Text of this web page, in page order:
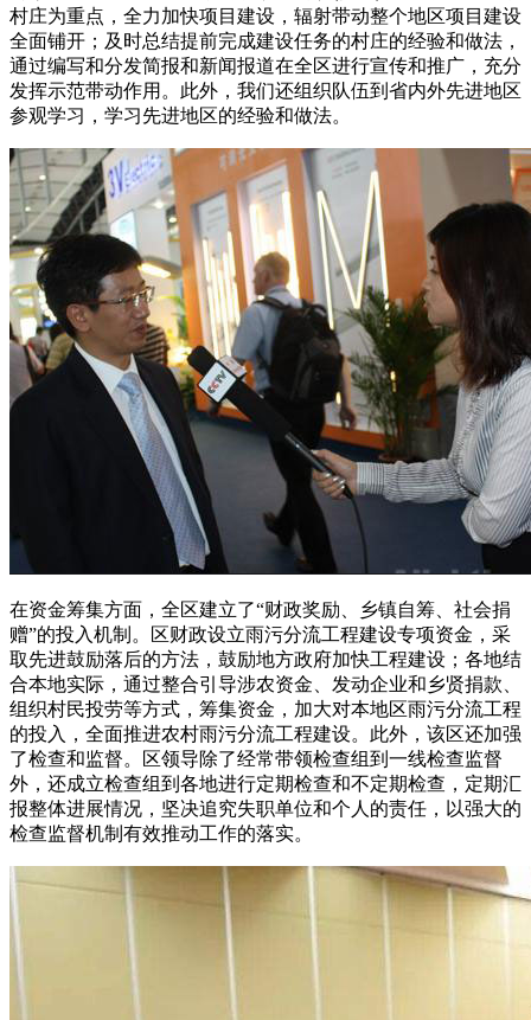
村庄为重点，全力加快项目建设，辐射带动整个地区项目建设
全面铺开；及时总结提前完成建设任务的村庄的经验和做法，
通过编写和分发简报和新闻报道在全区进行宣传和推广，充分
发挥示范带动作用。此外，我们还组织队伍到省内外先进地区
参观学习，学习先进地区的经验和做法。
在资金筹集方面，全区建立了“财政奖励、乡镇自筹、社会捐
赠”的投入机制。区财政设立雨污分流工程建设专项资金，采
取先进鼓励落后的方法，鼓励地方政府加快工程建设；各地结
合本地实际，通过整合引导涉农资金、发动企业和乡贤捐款、
组织村民投劳等方式，筹集资金，加大对本地区雨污分流工程
的投入，全面推进农村雨污分流工程建设。此外，该区还加强
了检查和监督。区领导除了经常带领检查组到一线检查监督
外，还成立检查组到各地进行定期检查和不定期检查，定期汇
报整体进展情况，坚决追究失职单位和个人的责任，以强大的
检查监督机制有效推动工作的落实。